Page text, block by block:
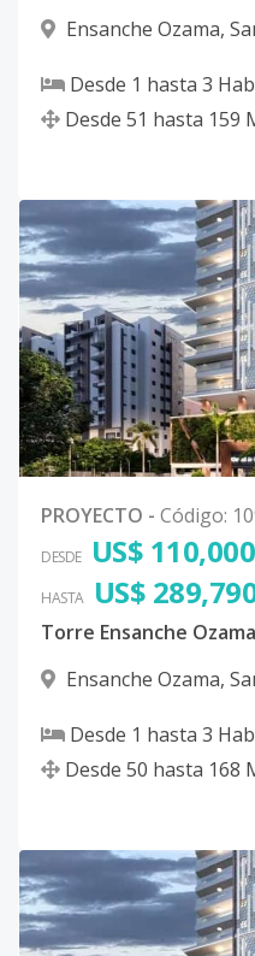
Ensanche Ozama,
Desde 1 hasta 3
Desde 51 hasta 159
PROYECTO - Código:
DESDE US$ 110,000
HASTA US$
Torre Ensanche Ozama
Ensanche Ozama,
Desde 1 hasta 3
Desde 50 hasta 168